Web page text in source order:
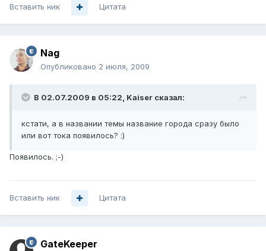
Вставить ник Цитата
Nag
Опубликовано 2 июля, 2009
В 02.07.2009 в 05:22, Kaiser сказал:
кстати, а в названии темы название города сразу было
или вот тока появилось? :)
Появилось. ;-)
Вставить ник Цитата
GateKeeper